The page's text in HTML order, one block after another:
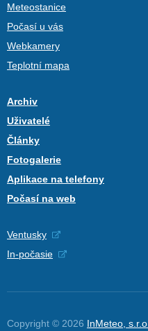
Meteostanice
Počasí u vás
Webkamery
Teplotní mapa
Archiv
Uživatelé
Články
Fotogalerie
Aplikace na telefony
Počasí na web
Ventusky
In-počasie
Copyright © 2026 InMeteo, s.r.o.